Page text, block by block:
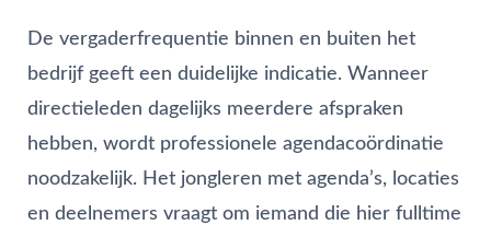
De vergaderfrequentie binnen en buiten het
bedrijf geeft een duidelijke indicatie. Wanneer
directieleden dagelijks meerdere afspraken
hebben, wordt professionele agendacoördinatie
noodzakelijk. Het jongleren met agenda’s, locaties
en deelnemers vraagt om iemand die hier fulltime